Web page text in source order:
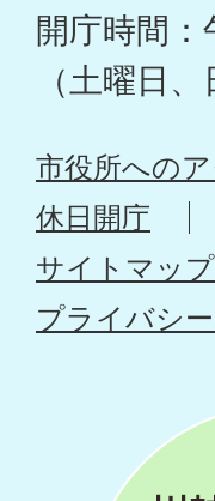
開庁時間
（土曜日
市役所への
休日開庁
サイトマップ
プライバシ